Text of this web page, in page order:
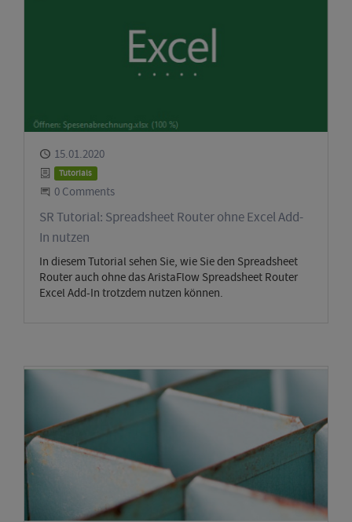
Published
15.01.2020
Category
Tutorials
Start the Conversation
0 Comments
SR Tutorial: Spreadsheet Router ohne Excel Add-
In nutzen
In diesem Tutorial sehen Sie, wie Sie den Spreadsheet
Router auch ohne das AristaFlow Spreadsheet Router
Excel Add-In trotzdem nutzen können.